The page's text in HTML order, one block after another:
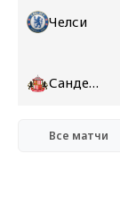
Челси
Сандерленд
Все матчи